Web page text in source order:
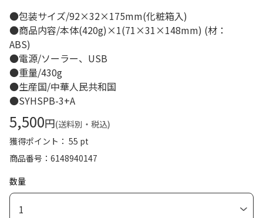
●包装サイズ/92×32×175mm(化粧箱入)
●商品内容/本体(420g)×1(71×31×148mm) (材：
ABS)
●電源/ソーラー、USB
●重量/430g
●生産国/中華人民共和国
●SYHSPB-3+A
5,500円(送料別・税込)
獲得ポイント： 55 pt
商品番号
6148940147
数量
1